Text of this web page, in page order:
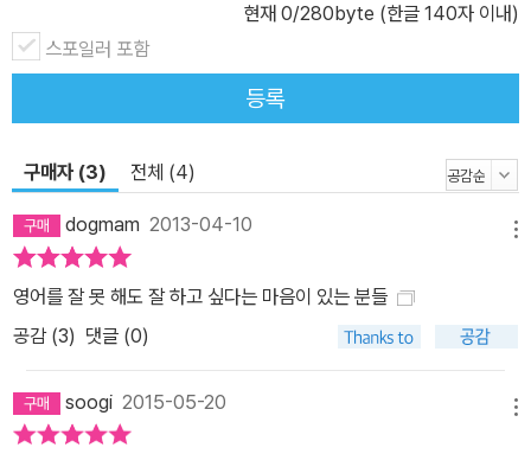
현재 0/280byte (한글 140자 이내)
스포일러 포함
등록
구매자 (3) 전체 (4)
dogmam 2013-04-10
영어를 잘 못 해도 잘 하고 싶다는 마음이 있는 분들
공감 (3) 댓글 (0)
soogi 2015-05-20